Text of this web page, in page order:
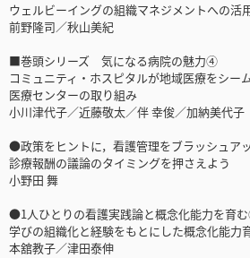
ウェルビーイングの組織マネジメントへの活
前野隆司／秋山美紀
■巻頭シリーズ 気になる病院の魅力④
コミュニティ・ホスピタルが地域医療をシ
医療センターの取り組み
小川津代子／近藤敬太／伴 幸俊／加納美代子
●政策をヒントに，看護管理をブラッシュア
診療報酬の議論のタイミングを押さえよう
小野田 舞
●1人ひとりの看護実践論と概念化能力を育
学びの組織化と経験をもとにした概念化能力
本舘教子／津田泰伸